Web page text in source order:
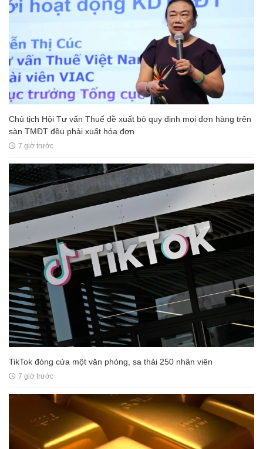
Chủ tịch Hội Tư vấn Thuế đề xuất bỏ quy định mọi đơn hàng trên
sàn TMĐT đều phải xuất hóa đơn
7 giờ trước
TikTok đóng cửa một văn phòng, sa thải 250 nhân viên
7 giờ trước